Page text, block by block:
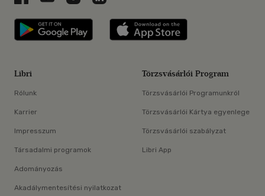
Libri applikáció Szerezd meg: Google
Libri
Rólunk
Karrier
Impresszum
Társadalmi programok
Adományozás
Akadálymentesítési nyilatkozat
Törzsvásárlói Program
Törzsvásárlói Programunkról
Törzsvásárlói Kártya egyenlege
Törzsvásárlói szabályzat
Libri App